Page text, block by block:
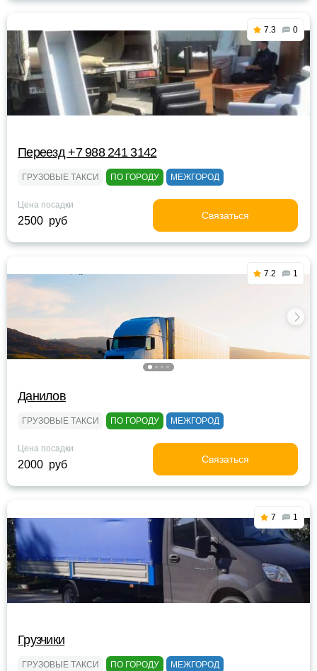
7.3 0
Переезд +7 988 241 3142
ГРУЗОВЫЕ ТАКСИ ПО ГОРОДУ МЕЖГОРОД
Цена посадки
2500 руб Связаться
7.2 1
Данилов
ГРУЗОВЫЕ ТАКСИ ПО ГОРОДУ МЕЖГОРОД
Цена посадки
2000 руб Связаться
7 1
Грузчики
ГРУЗОВЫЕ ТАКСИ ПО ГОРОДУ МЕЖГОРОД